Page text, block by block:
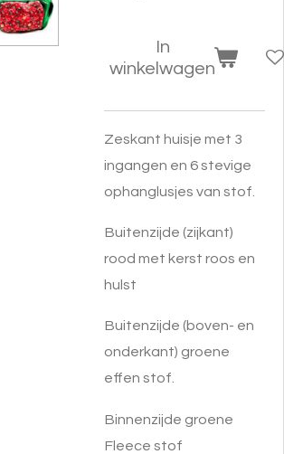
In
winkelwagen
Zeskant huisje met 3
ingangen en 6 stevige
ophanglusjes van stof.
Buitenzijde (zijkant)
rood met kerst roos en
hulst
Buitenzijde (boven- en
onderkant) groene
effen stof.
Binnenzijde groene
Fleece stof